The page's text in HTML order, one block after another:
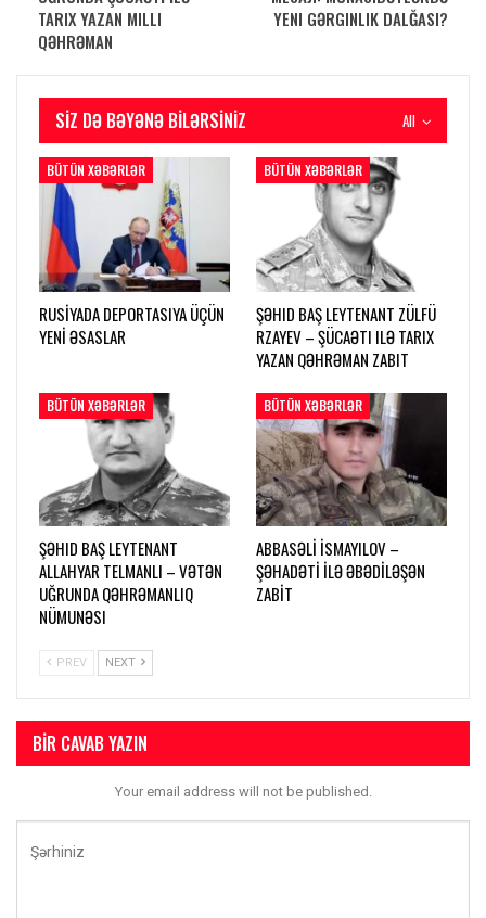
TARIX YAZAN MILLI
QƏHRƏMAN
YENI GƏRGINLIK DALĞASI?
All
SIZ DƏ BƏYƏNƏ BILƏRSINIZ
BÜTÜN XƏBƏRLƏR
RUSİYADA DEPORTASIYA ÜÇÜN
YENİ ƏSASLAR
BÜTÜN XƏBƏRLƏR
ŞƏHID BAŞ LEYTENANT ZÜLFÜ
RZAYEV – ŞÜCAƏTI ILƏ TARIX
YAZAN QƏHRƏMAN ZABIT
BÜTÜN XƏBƏRLƏR
ŞƏHID BAŞ LEYTENANT
ALLAHYAR TELMANLI – VƏTƏN
UĞRUNDA QƏHRƏMANLIQ
NÜMUNƏSI
BÜTÜN XƏBƏRLƏR
ABBASƏLİ İSMAYILOV –
ŞƏHADƏTİ İLƏ ƏBƏDİLƏŞƏN
ZABİT
PREV NEXT
BIR CAVAB YAZIN
Your email address will not be published.